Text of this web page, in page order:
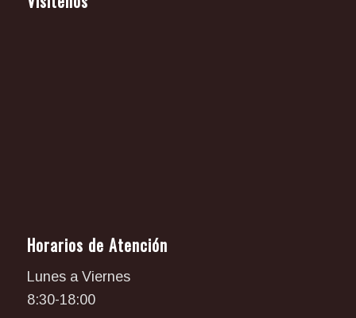
Horarios de Atención
Lunes a Viernes
8:30-18:00